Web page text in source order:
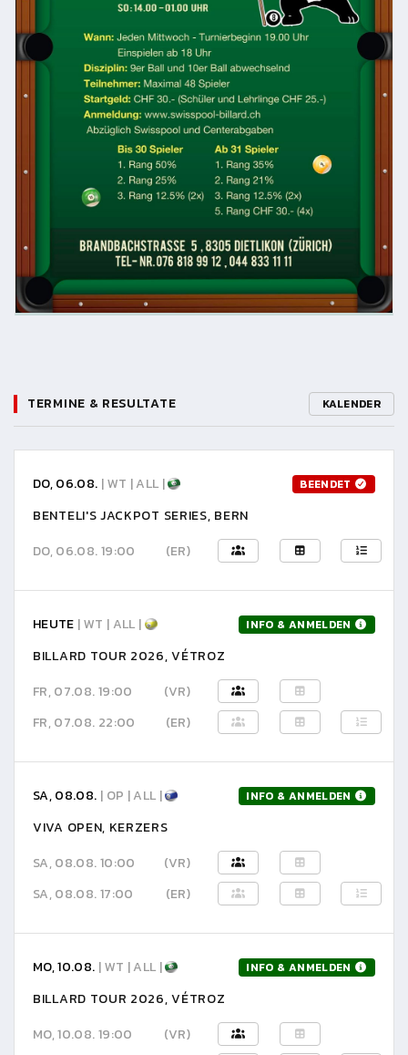
TERMINE & RESULTATE KALENDER
DO, 06.08. | WT | ALL | BEENDET
BENTELI'S JACKPOT SERIES, BERN
DO, 06.08. 19:00
(ER)
HEUTE | WT | ALL | INFO & ANMELDEN
BILLARD TOUR 2026, VÉTROZ
FR, 07.08. 19:00
(VR)
FR, 07.08. 22:00
(ER)
SA, 08.08. | OP | ALL | INFO & ANMELDEN
VIVA OPEN, KERZERS
SA, 08.08. 10:00
(VR)
SA, 08.08. 17:00
(ER)
MO, 10.08. | WT | ALL | INFO & ANMELDEN
BILLARD TOUR 2026, VÉTROZ
MO, 10.08. 19:00
(VR)